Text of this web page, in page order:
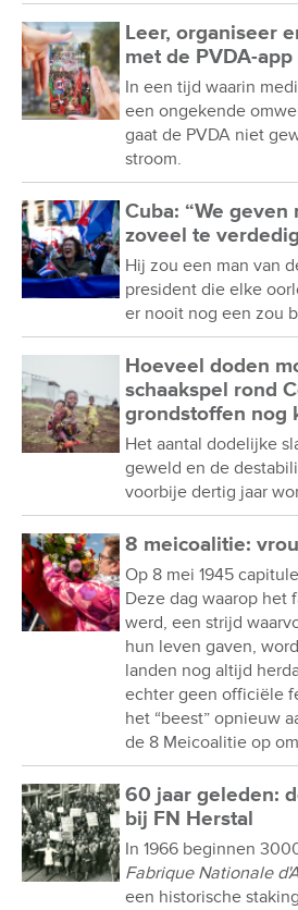
Leer, organiseer
met de PVDA-app
In een tijd waarin
een ongekende
gaat de PVDA niet
stroom.
Cuba: “We
zoveel te
Hij zou een man van
president die elke
er nooit nog een zou
Hoeveel doden
schaakspel rond
grondstoffen nog
Het aantal dodelijke
geweld en de
voorbije dertig jaar
8 meicoalitie:
Op 8 mei 1945
Deze dag waarop het
werd, een strijd
hun leven gaven,
landen nog altijd
echter geen officiële
het “beest” opnieuw
de 8 Meicoalitie op
60 jaar geleden:
bij FN Herstal
In 1966 beginnen
Fabrique Nationale
een historische